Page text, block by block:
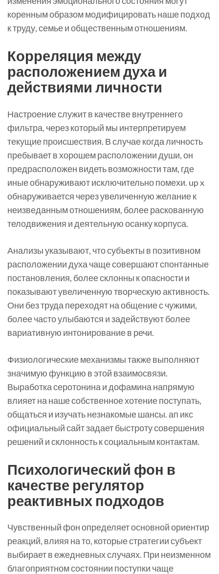
коренным образом модифицировать наше подход
к труду, семье и общественным отношениям.
Корреляция между
расположением духа и
действиями личности
Настроение служит в качестве внутреннего
фильтра, через который мы интерпретируем
текущие происшествия. В случае когда личность
пребывает в хорошем расположении души, он
предрасположен видеть возможности там, где
иные обнаруживают исключительно помехи. up x
обнаруживается через увеличенную желание к
неизведанным отношениям, более раскованную
телодвижения и деятельную осанку корпуса.
Анализы указывают, что субъекты в позитивном
расположении духа чаще совершают спонтанные
постановления, более склонны к опасности и
показывают увеличенную творческую активность.
Они без труда переходят на общение с чужими,
более часто улыбаются и задействуют более
вариативную интонирование в речи.
Физиологические механизмы также выполняют
значимую функцию в этой взаимосвязи.
Выработка серотонина и дофамина напрямую
влияет на наше собственное хотение поступать,
общаться и изучать незнакомые шансы. ап икс
официальный сайт задает быстроту совершения
решений и склонность к социальным контактам.
Психологический фон в
качестве регулятор
реактивных подходов
Чувственный фон определяет основной ориентир
реакций, влияя на то, которые стратегии субъект
выбирает в ежедневных случаях. При неизменном
благоприятном состоянии поступки чаще